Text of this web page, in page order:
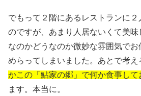
でもって２階にあるレストランに
のですが、あまり人居ないくて美味
なのかどうなのか微妙な雰囲気で
めらってしまいました。あとで考え
かこの「鮎家の郷」で何か食事して
ます。本当に。